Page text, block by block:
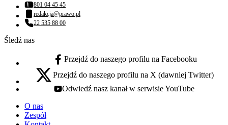
Numer telefonu:
801 04 45 45
Adres email:
redakcja@prawo.pl
Numer telefonu:
22 535 88 00
Śledź nas
facebook - otwiera się w nowej karcie
Przejdź do naszego profilu na Facebooku
x - otwiera się w nowej karcie
Przejdź do naszego profilu na X (dawniej Twitter)
youtube - otwiera się w nowej karcie
Odwiedź nasz kanał w serwisie YouTube
O nas
Zespół